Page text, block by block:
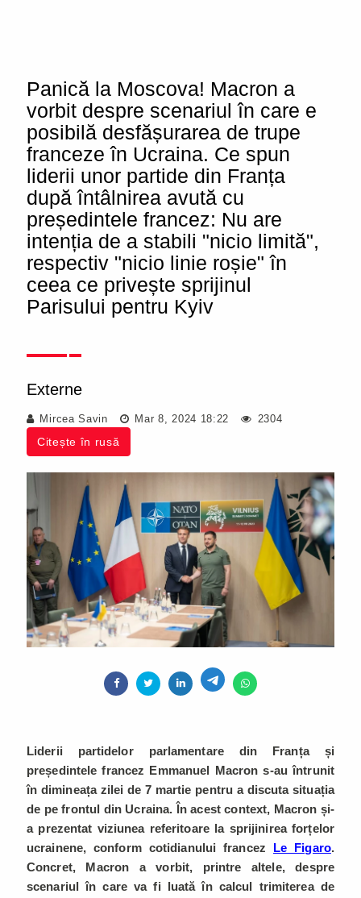
Panică la Moscova! Macron a
vorbit despre scenariul în care e
posibilă desfășurarea de trupe
franceze în Ucraina. Ce spun
liderii unor partide din Franța
după întâlnirea avută cu
președintele francez: Nu are
intenția de a stabili "nicio limită",
respectiv "nicio linie roșie" în
ceea ce privește sprijinul
Parisului pentru Kyiv
Externe
Mircea Savin Mar 8, 2024 18:22 2304
Citește în rusă
Liderii partidelor parlamentare din Franța și
președintele francez Emmanuel Macron s-au întrunit
în dimineața zilei de 7 martie pentru a discuta situația
de pe frontul din Ucraina. În acest context, Macron și-
a prezentat viziunea referitoare la sprijinirea forțelor
ucrainene, conform cotidianului francez Le Figaro.
Concret, Macron a vorbit, printre altele, despre
scenariul în care va fi luată în calcul trimiterea de